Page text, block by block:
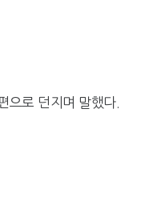
으로 던지며 말했다.